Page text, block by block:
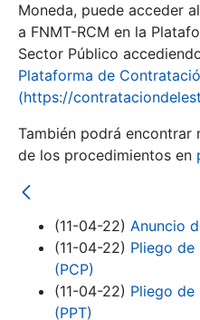
Moneda, puede acceder
a FNMT-RCM en la
Sector Público
Plataforma de
(https://
También podrá encontrar
de los procedimientos en
(11-04-22) Anuncio
(11-04-22) Pliego de
(PCP)
(11-04-22) Pliego de
(PPT)